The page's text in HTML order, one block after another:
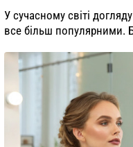
У сучасному світі
все більш популярними.
знайти на кухні. Але чи